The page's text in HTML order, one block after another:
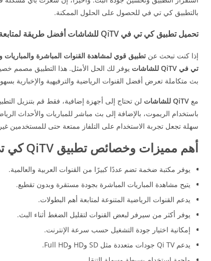
بالتطبيق كي تي في للحصول على الحلول الممكنة.
تحميل تطبيق كي تي في QiTV للشاشات أفضل طريقة لمتابعة القنوات على التلفاز
إذا كنت تبحث عن تطبيق قوي لمشاهدة القنوات المباشرة والمباريات
تي في QiTV للشاشات
يوفر لك الحل الأمثل. هذا التطبيق مصمم
بث متكاملة تعرض أفضل القنوات الرياضية والترفيهية والإخبارية
مع QiTV للشاشات
لن تحتاج إلى أجهزة إضافية، فقط قم بتنزيل
باستخدام الريموت، بالإضافة إلى بث مباشر للمباريات والأحداث
سهلة تجعل تجربة الاستخدام على التلفاز ممتعة حتى للمستخدمين
أهم مميزات وخصائص تطبيق QiTV كي تي في مجاناً
يوفر مكتبة ضخمة تضم عددًا كبيرًا من القنوات العربية والعالمية.
يتيح مشاهدة المباريات المباشرة بجودة مستقرة وبدون تقطيع.
يدعم القنوات الرياضية المتنوعة لمتابعة أهم البطولات.
يوفر أكثر من سيرفر لبعض القنوات لتقليل الضغط أثناء البث.
إمكانية اختيار جودة التشغيل حسب سرعة الإنترنت.
يدعم Qi TV جودات متعددة مثل SD وHD وFull HD.